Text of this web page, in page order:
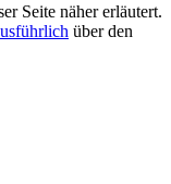
Seite näher erläutert.
über den